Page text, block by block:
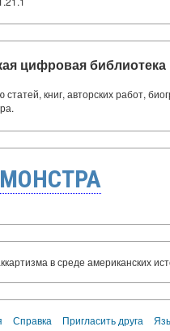
цифровая библиотека
статей, книг, авторских работ,
в среде американских
Справка Пригласить друга